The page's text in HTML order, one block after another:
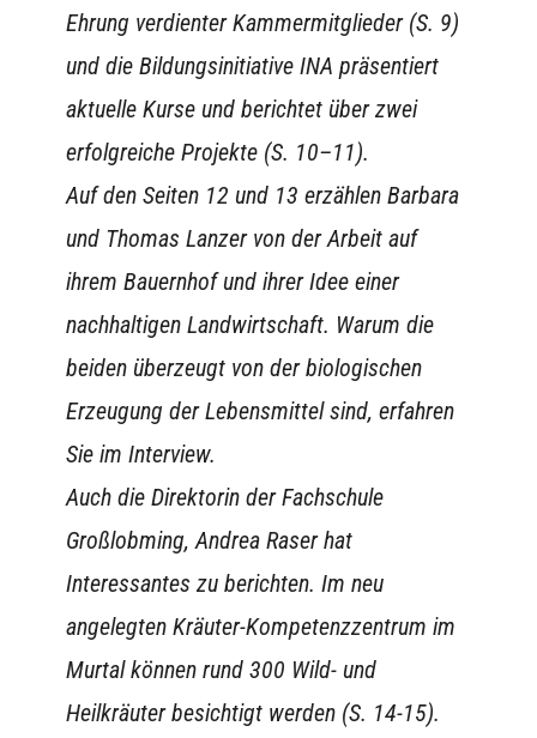
Ehrung verdienter Kammermitglieder (S. 9)
und die Bildungsinitiative INA präsentiert
aktuelle Kurse und berichtet über zwei
erfolgreiche Projekte (S. 10–11).
Auf den Seiten 12 und 13 erzählen Barbara
und Thomas Lanzer von der Arbeit auf
ihrem Bauernhof und ihrer Idee einer
nachhaltigen Landwirtschaft. Warum die
beiden überzeugt von der biologischen
Erzeugung der Lebensmittel sind, erfahren
Sie im Interview.
Auch die Direktorin der Fachschule
Großlobming, Andrea Raser hat
Interessantes zu berichten. Im neu
angelegten Kräuter-Kompetenzzentrum im
Murtal können rund 300 Wild- und
Heilkräuter besichtigt werden (S. 14-15).